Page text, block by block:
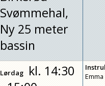
Svømmehal,
Ny 25 meter
bassin
Lørdag kl. 14:30